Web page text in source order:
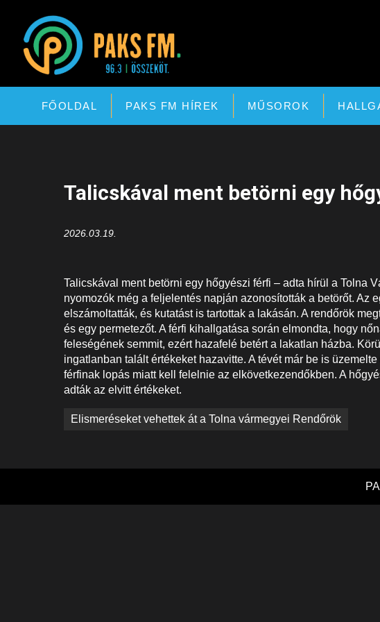
Paks FM
FŐOLDAL PAKS FM HÍREK MŰSOROK
Talicskával ment betörni egy
2026.03.19.
Talicskával ment betörni egy hőgyészi férfi – adta hírül a Tolna
nyomozók még a feljelentés napján azonosították a betörőt. Az
elszámoltatták, és kutatást is tartottak a lakásán. A rendőrök
és egy permetezőt. A férfi kihallgatása során elmondta, hogy
feleségének semmit, ezért hazafelé betért a lakatlan házba.
ingatlanban talált értékeket hazavitte. A tévét már be is
férfinak lopás miatt kell felelnie az elkövetkezendőkben. A
adták az elvitt értékeket.
Bejegyzés
Elismeréseket vehettek át a Tolna vármegyei Rendőrök